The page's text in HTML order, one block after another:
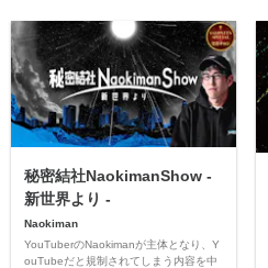
秘密結社NaokimanShow -
新世界より -
Naokiman
YouTuberのNaokimanが主体となり、Y
ouTubeだと規制されてしまう内容を中